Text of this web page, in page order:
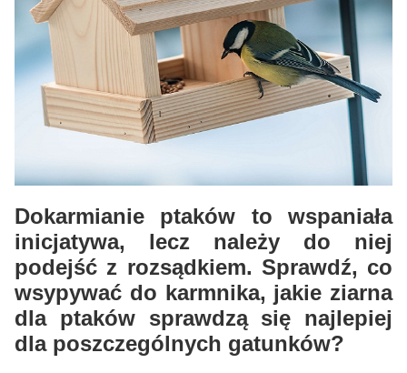
Dokarmianie ptaków to wspaniała
inicjatywa, lecz należy do niej
podejść z rozsądkiem. Sprawdź, co
wsypywać do karmnika, jakie ziarna
dla ptaków sprawdzą się najlepiej
dla poszczególnych gatunków?